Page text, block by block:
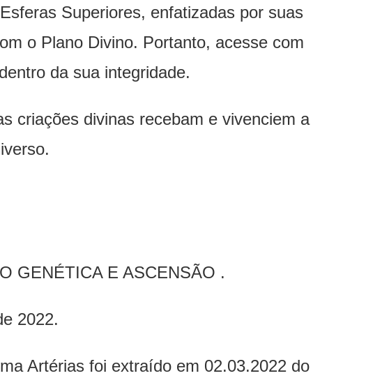
Superiores, enfatizadas por suas
o Plano Divino. Portanto, acesse com
da sua integridade.
criações divinas recebam e vivenciem a
GENÉTICA E ASCENSÃO .
2022.
Artérias foi extraído em 02.03.2022 do